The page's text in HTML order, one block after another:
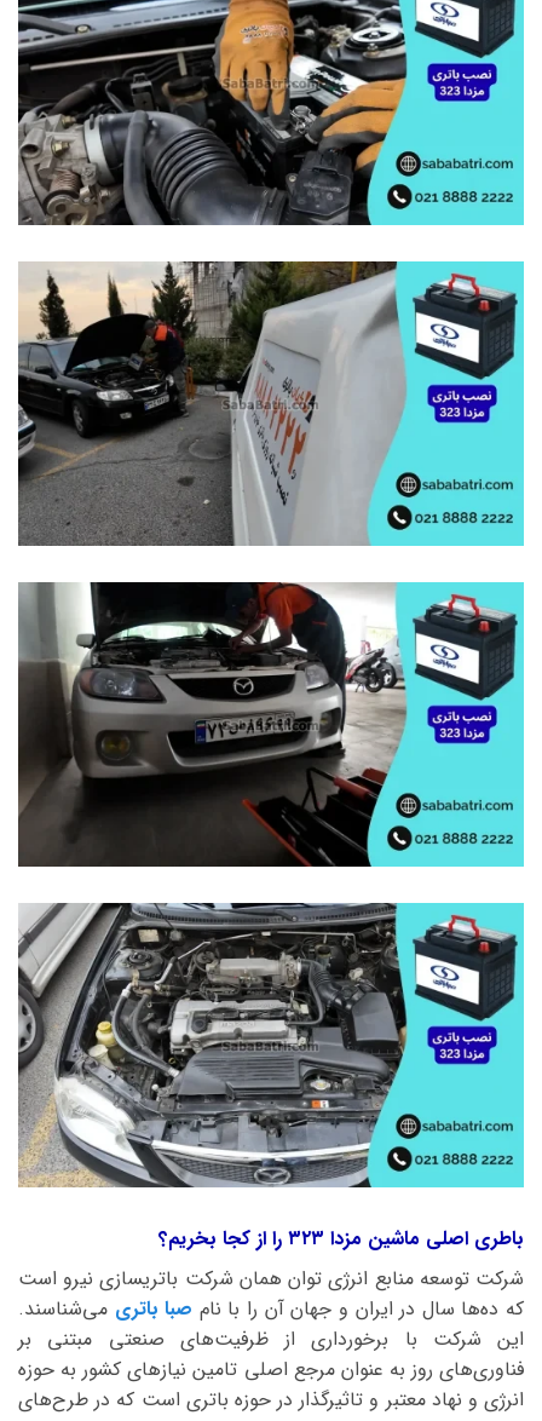
باطری اصلی ماشین مزدا ۳۲۳ را از کجا بخریم؟
شرکت توسعه منابع انرژی توان همان شرکت باتریسازی نیرو است
که ده‌ها سال در ایران و جهان آن را با نام صبا باتری می‌شناسند.
این شرکت با برخورداری از ظرفیت‌های صنعتی مبتنی بر
فناوری‌های روز به عنوان مرجع اصلی تامین نیازهای کشور به حوزه
انرژی و نهاد معتبر و تاثیرگذار در حوزه باتری است که در طرح‌های